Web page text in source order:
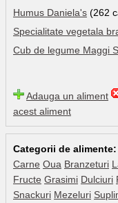
Humus Daniela's (262
Specialitate vegetala
Cub de legume Maggi
Adauga un aliment
acest aliment
Categorii de alimente:
Carne Oua Branzeturi
Fructe Grasimi Dulciuri
Snackuri Mezeluri